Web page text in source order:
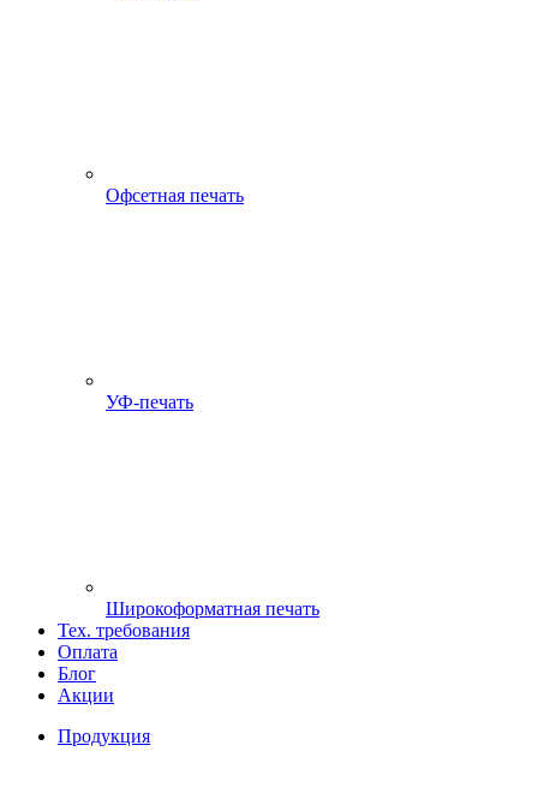
Офсетная печать
УФ-печать
Широкоформатная печать
Тех. требования
Оплата
Блог
Акции
Продукция